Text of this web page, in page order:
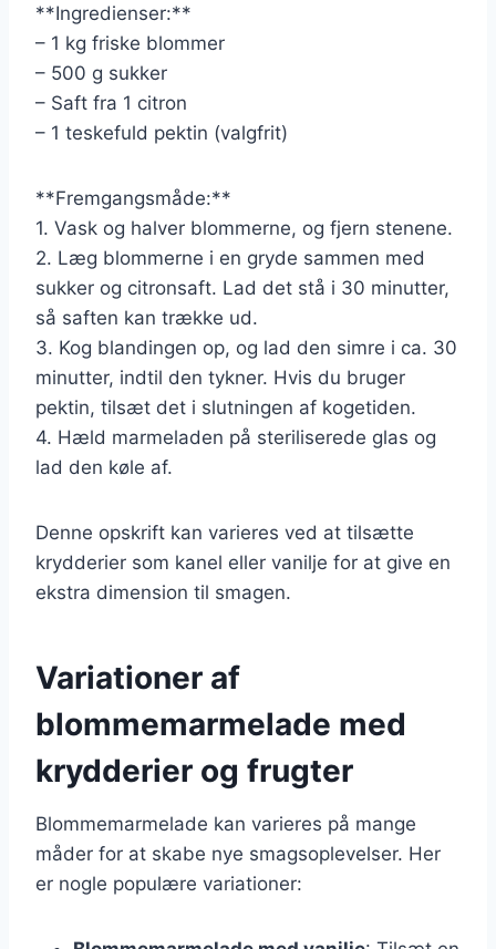
**Ingredienser:**
– 1 kg friske blommer
– 500 g sukker
– Saft fra 1 citron
– 1 teskefuld pektin (valgfrit)
**Fremgangsmåde:**
1. Vask og halver blommerne, og fjern stenene.
2. Læg blommerne i en gryde sammen med
sukker og citronsaft. Lad det stå i 30 minutter,
så saften kan trække ud.
3. Kog blandingen op, og lad den simre i ca. 30
minutter, indtil den tykner. Hvis du bruger
pektin, tilsæt det i slutningen af kogetiden.
4. Hæld marmeladen på steriliserede glas og
lad den køle af.
Denne opskrift kan varieres ved at tilsætte
krydderier som kanel eller vanilje for at give en
ekstra dimension til smagen.
Variationer af
blommemarmelade med
krydderier og frugter
Blommemarmelade kan varieres på mange
måder for at skabe nye smagsoplevelser. Her
er nogle populære variationer: